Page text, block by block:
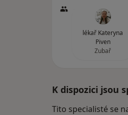
lékař Kateryna
Piven
Zubař
K dispozici jsou
Tito specialisté se